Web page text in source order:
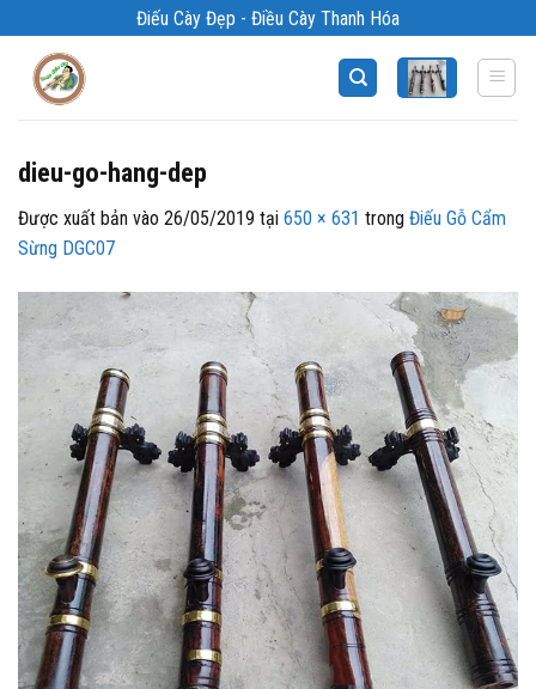
qua
Điếu Cày Đẹp - Điều Cày Thanh Hóa
dieu-go-hang-dep
Được xuất bản vào 26/05/2019 tại 650 × 631 trong Điếu Gỗ Cẩm
Sừng DGC07